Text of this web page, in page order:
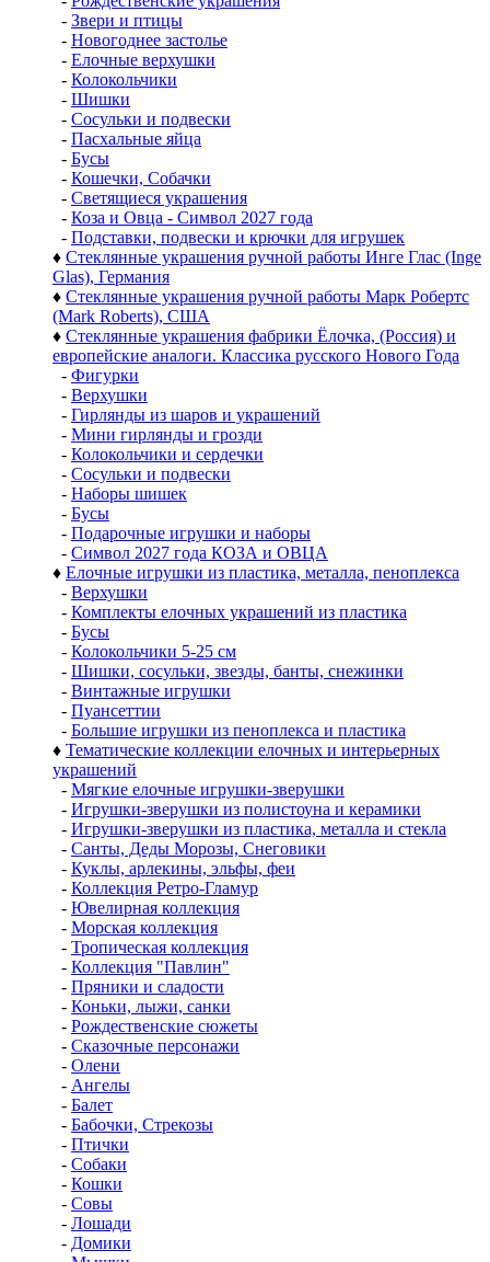
- Звери и птицы
- Новогоднее застолье
- Елочные верхушки
- Колокольчики
- Шишки
- Сосульки и подвески
- Пасхальные яйца
- Бусы
- Кошечки, Собачки
- Светящиеся украшения
- Коза и Овца - Символ 2027 года
- Подставки, подвески и крючки для игрушек
♦ Стеклянные украшения ручной работы Инге Глас (Inge
Glas), Германия
♦ Стеклянные украшения ручной работы Марк Робертс
(Mark Roberts), США
♦ Стеклянные украшения фабрики Ёлочка, (Россия) и
европейские аналоги. Классика русского Нового Года
- Фигурки
- Верхушки
- Гирлянды из шаров и украшений
- Мини гирлянды и грозди
- Колокольчики и сердечки
- Сосульки и подвески
- Наборы шишек
- Бусы
- Подарочные игрушки и наборы
- Символ 2027 года КОЗА и ОВЦА
♦ Елочные игрушки из пластика, металла, пеноплекса
- Верхушки
- Комплекты елочных украшений из пластика
- Бусы
- Колокольчики 5-25 см
- Шишки, сосульки, звезды, банты, снежинки
- Винтажные игрушки
- Пуансеттии
- Большие игрушки из пеноплекса и пластика
♦ Тематические коллекции елочных и интерьерных
украшений
- Мягкие елочные игрушки-зверушки
- Игрушки-зверушки из полистоуна и керамики
- Игрушки-зверушки из пластика, металла и стекла
- Санты, Деды Морозы, Снеговики
- Куклы, арлекины, эльфы, феи
- Коллекция Ретро-Гламур
- Ювелирная коллекция
- Морская коллекция
- Тропическая коллекция
- Коллекция "Павлин"
- Пряники и сладости
- Коньки, лыжи, санки
- Рождественские сюжеты
- Сказочные персонажи
- Олени
- Ангелы
- Балет
- Бабочки, Стрекозы
- Птички
- Собаки
- Кошки
- Совы
- Лошади
- Домики